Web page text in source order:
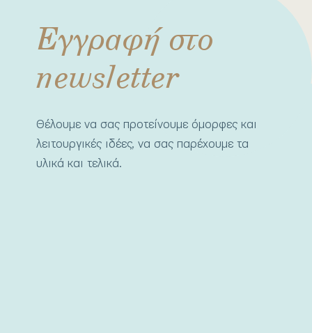
Εγγραφή στο
newsletter
Θέλουμε να σας προτείνουμε όμορφες και
λειτουργικές ιδέες, να σας παρέχουμε τα
υλικά και τελικά.